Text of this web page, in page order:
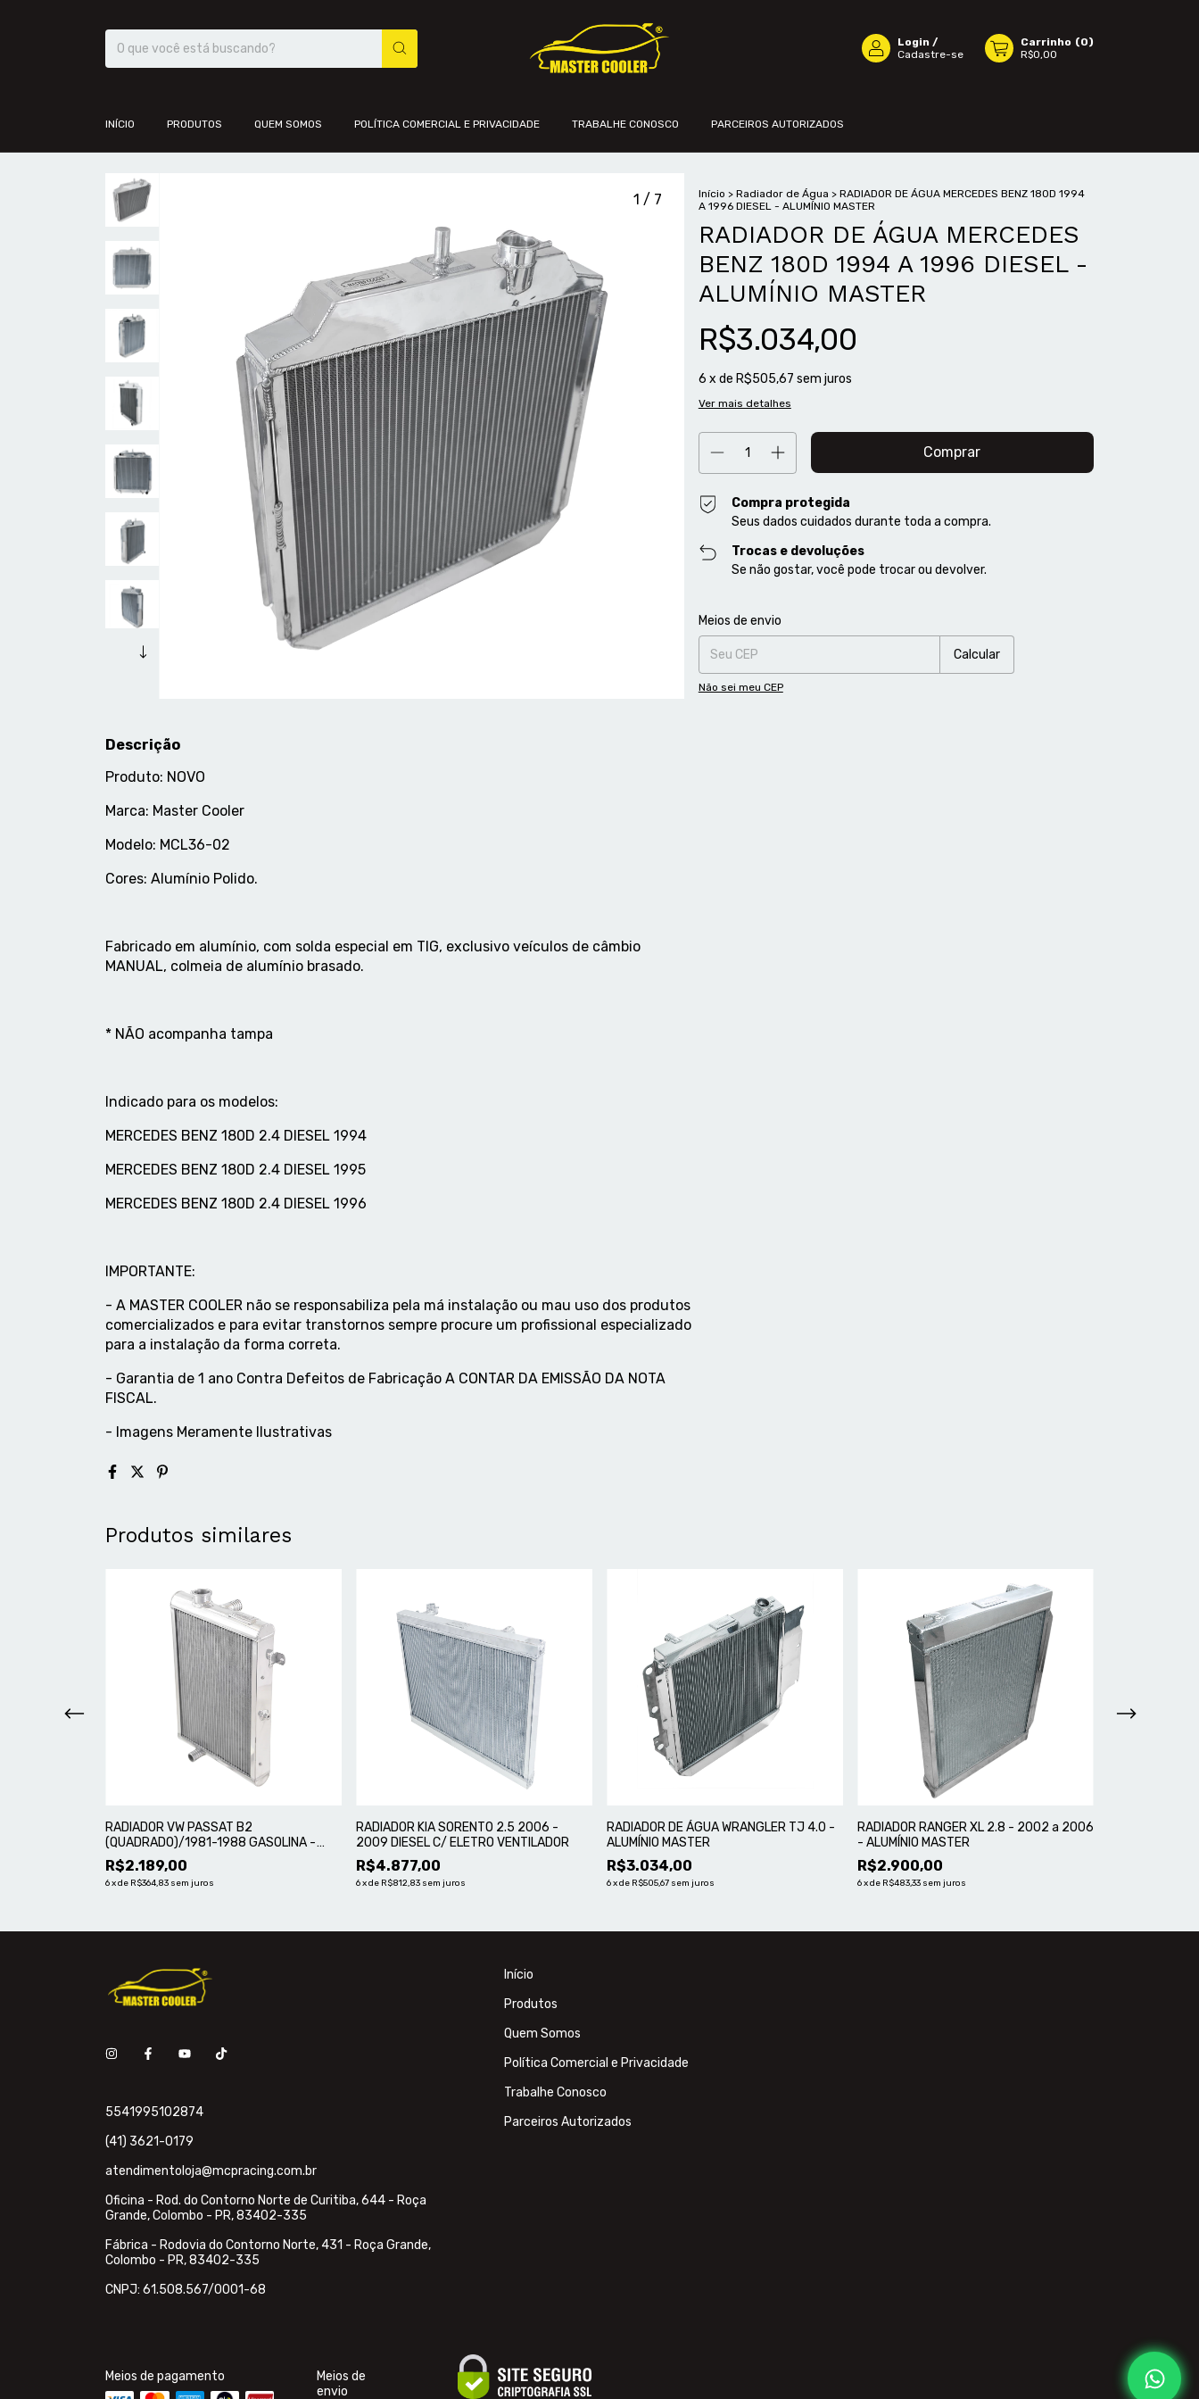
Login /
Cadastre-se
Carrinho (0)
R$0,00
INÍCIO PRODUTOS QUEM SOMOS POLÍTICA COMERCIAL E PRIVACIDADE TRABALHE CONOSCO PARCEIROS AUTORIZADOS
1 / 7 Início > Radiador de Água > RADIADOR DE ÁGUA MERCEDES BENZ 180D 1994
A 1996 DIESEL - ALUMÍNIO MASTER
RADIADOR DE ÁGUA MERCEDES
BENZ 180D 1994 A 1996 DIESEL -
ALUMÍNIO MASTER
R$3.034,00
6 x de R$505,67 sem juros
Ver mais detalhes
Compra protegida
Seus dados cuidados durante toda a compra.
Trocas e devoluções
Se não gostar, você pode trocar ou devolver.
Entregas para o CEP:
Meios de envio
Calcular
Não sei meu CEP
Descrição
Produto: NOVO
Marca: Master Cooler
Modelo: MCL36-02
Cores: Alumínio Polido.
Fabricado em alumínio, com solda especial em TIG, exclusivo veículos de câmbio
MANUAL, colmeia de alumínio brasado.
* NÃO acompanha tampa
Indicado para os modelos:
MERCEDES BENZ 180D 2.4 DIESEL 1994
MERCEDES BENZ 180D 2.4 DIESEL 1995
MERCEDES BENZ 180D 2.4 DIESEL 1996
IMPORTANTE:
- A MASTER COOLER não se responsabiliza pela má instalação ou mau uso dos produtos
comercializados e para evitar transtornos sempre procure um profissional especializado
para a instalação da forma correta.
- Garantia de 1 ano Contra Defeitos de Fabricação A CONTAR DA EMISSÃO DA NOTA
FISCAL.
- Imagens Meramente Ilustrativas
Produtos similares
RADIADOR VW PASSAT B2
(QUADRADO)/1981-1988 GASOLINA -
COM BOCAL DE ABASTECIMENTO) -
ALUMÍNIO MASTER
R$2.189,00
6xde R$364,83 sem juros
RADIADOR KIA SORENTO 2.5 2006 -
2009 DIESEL C/ ELETRO VENTILADOR
R$4.877,00
6xde R$812,83 sem juros
RADIADOR DE ÁGUA WRANGLER TJ 4.0 -
ALUMÍNIO MASTER
R$3.034,00
6xde R$505,67 sem juros
RADIADOR RANGER XL 2.8 - 2002 a 2006
- ALUMÍNIO MASTER
R$2.900,00
6xde R$483,33 sem juros
5541995102874
(41) 3621-0179
atendimentoloja@mcpracing.com.br
Oficina - Rod. do Contorno Norte de Curitiba, 644 - Roça
Grande, Colombo - PR, 83402-335
Fábrica - Rodovia do Contorno Norte, 431 - Roça Grande,
Colombo - PR, 83402-335
CNPJ: 61.508.567/0001-68
Início
Produtos
Quem Somos
Política Comercial e Privacidade
Trabalhe Conosco
Parceiros Autorizados
Meios de pagamento
Meios de
envio